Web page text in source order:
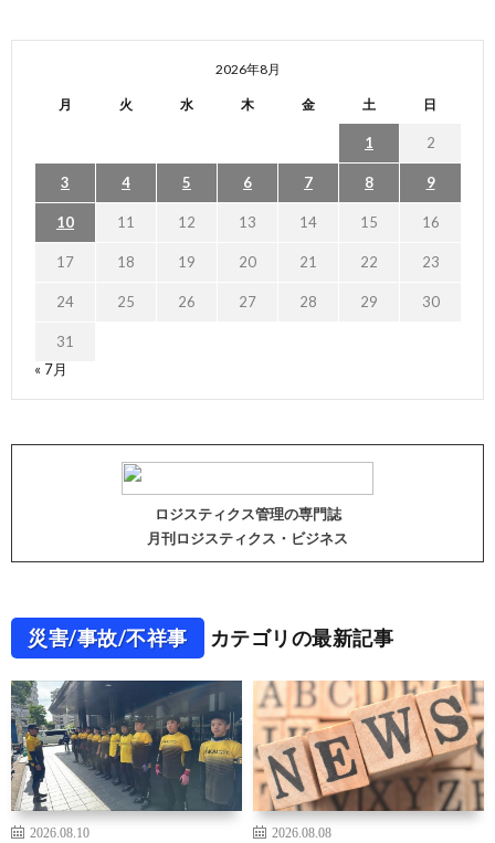
2026年8月
月 火 水 木 金 土 日
1 2
3 4 5 6 7 8 9
10 11 12 13 14 15 16
17 18 19 20 21 22 23
24 25 26 27 28 29 30
31
« 7月
ロジスティクス管理の専門誌
月刊ロジスティクス・ビジネス
災害/事故/不祥事 カテゴリの最新記事
2026.08.10
2026.08.08